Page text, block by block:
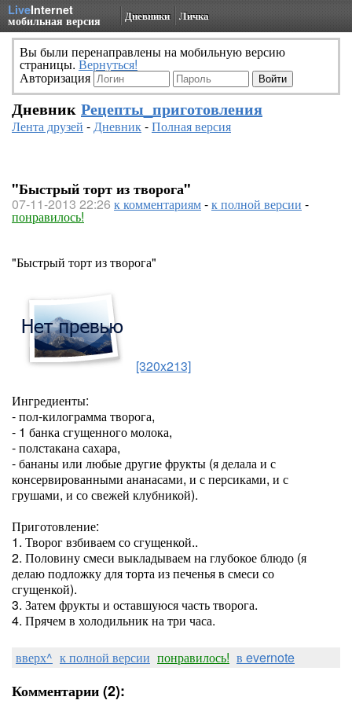
LiveInternet
мобильная версия Дневники Личка
Вы были перенаправлены на мобильную версию
страницы. Вернуться!
Авторизация
Дневник Рецепты_приготовления
Лента друзей -Дневник-Полная версия
"Быстрый торт из творога"
07-11-2013 22:26 к комментариям-к полной версии -
понравилось!
"Быстрый торт из творога"
[320x213]
Ингредиенты:
- пол-килограмма творога,
- 1 банка сгущенного молока,
- полстакана сахара,
- бананы или любые другие фрукты (я делала и с
консервированными ананасами, и с персиками, и с
грушами, и со свежей клубникой).
Приготовление:
1. Творог взбиваем со сгущенкой..
2. Половину смеси выкладываем на глубокое блюдо (я
делаю подложку для торта из печенья в смеси со
сгущенкой).
3. Затем фрукты и оставшуюся часть творога.
4. Прячем в холодильник на три часа.
вверх^ к полной версии понравилось! в evernote
Комментарии (2):